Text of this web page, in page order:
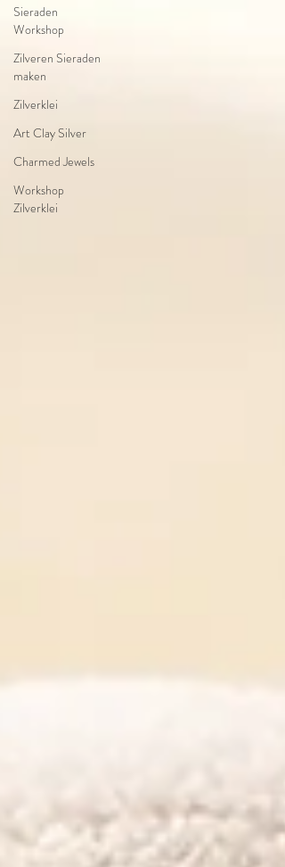
Sieraden
Workshop
Zilveren Sieraden
maken
Zilverklei
Art Clay Silver
Charmed Jewels
Workshop
Zilverklei